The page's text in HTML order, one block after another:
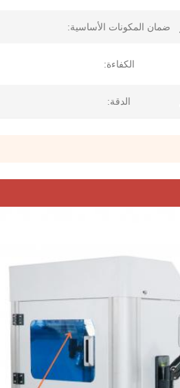
ضمان المكونات الأساسية:
الكفاءة:
الدقة: